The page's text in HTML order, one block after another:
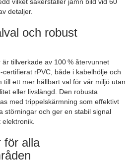
detaljer.
och robust
är tillverkade av 100 % återvunnet
rPVC, både i kabelhölje och
till ett mer hållbart val för vår miljö utan
eller livslängd. Den robusta
med trippelskärmning som effektivt
störningar och ger en stabil signal
för alla